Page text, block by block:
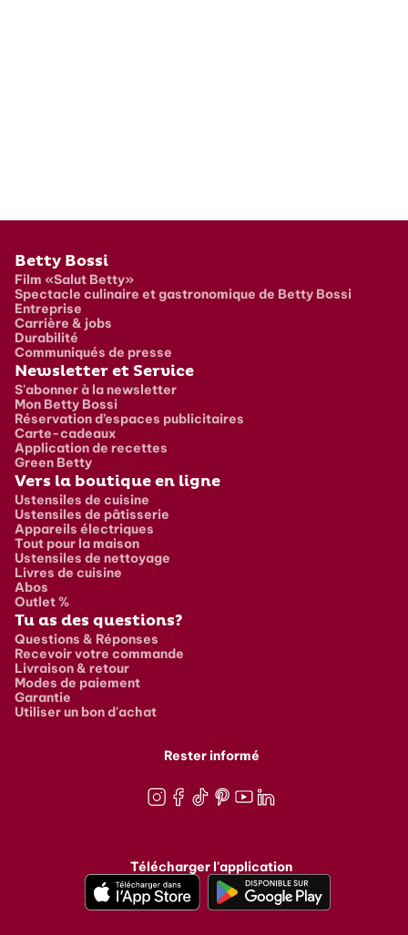
Pied de page
Betty Bossi
Film «Salut Betty»
Spectacle culinaire et gastronomique de Betty Bossi
Entreprise
Carrière & jobs
Durabilité
Communiqués de presse
Newsletter et Service
S'abonner à la newsletter
Mon Betty Bossi
Réservation d’espaces publicitaires
Carte-cadeaux
Application de recettes
Green Betty
Vers la boutique en ligne
Ustensiles de cuisine
Ustensiles de pâtisserie
Appareils électriques
Tout pour la maison
Ustensiles de nettoyage
Livres de cuisine
Abos
Outlet %
Tu as des questions?
Questions & Réponses
Recevoir votre commande
Livraison & retour
Modes de paiement
Garantie
Utiliser un bon d'achat
Rester informé
Télécharger l'application